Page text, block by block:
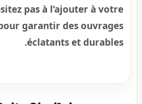
pas à l’ajouter à votre
garantir des ouvrages
éclatants et durables.